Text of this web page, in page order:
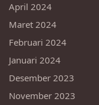
April 2024
Maret 2024
Februari 2024
Januari 2024
Desember 2023
November 2023